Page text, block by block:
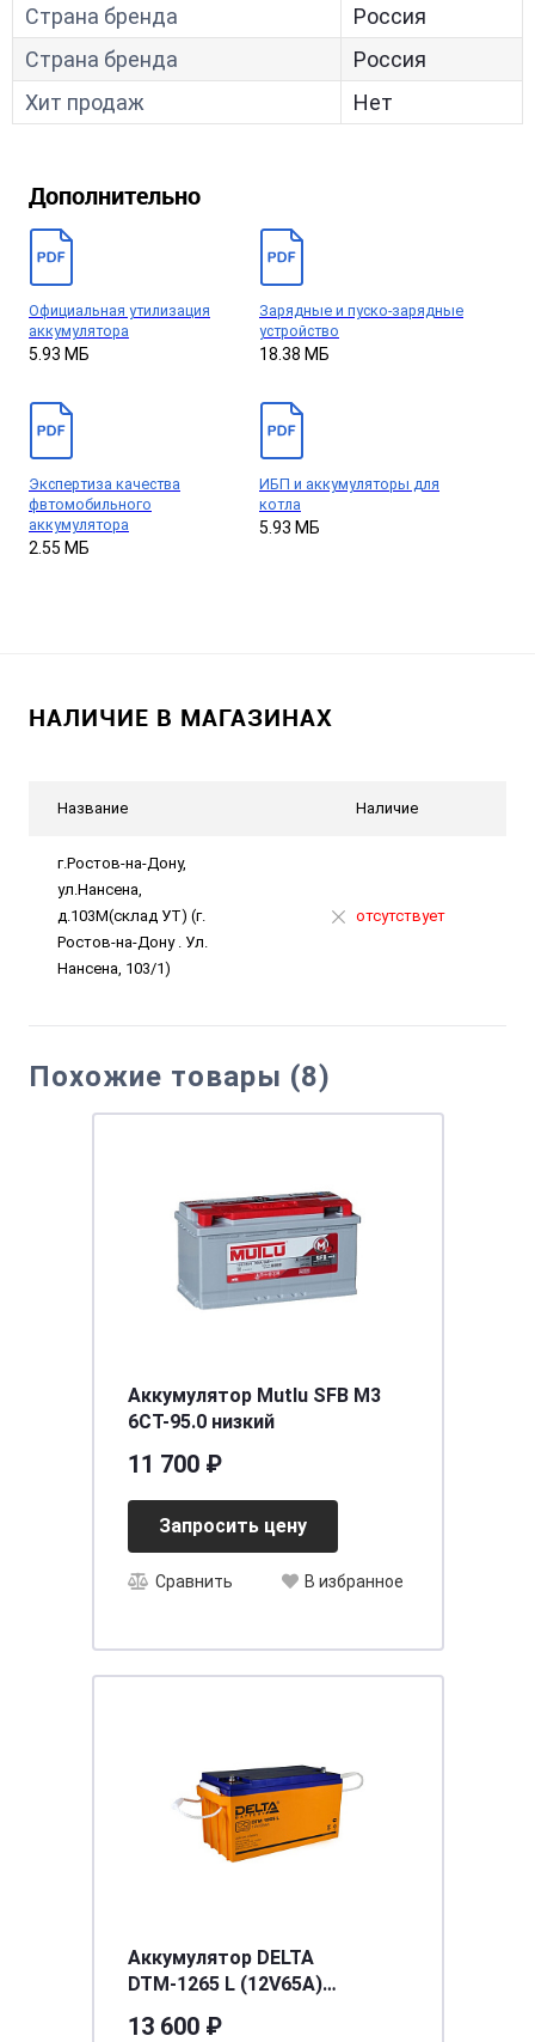
Страна бренда
Россия
Страна бренда
Россия
Хит продаж
Нет
Дополнительно
Официальная утилизация
аккумулятора
5.93 МБ
Зарядные и пуско-зарядные
устройство
18.38 МБ
Экспертиза качества
фвтомобильного
аккумулятора
2.55 МБ
ИБП и аккумуляторы для
котла
5.93 МБ
НАЛИЧИЕ В МАГАЗИНАХ
Название Наличие
г.Ростов-на-Дону,
ул.Нансена,
д.103М(склад УТ) (г.
Ростов-на-Дону . Ул.
Нансена, 103/1)
отсутствует
Похожие товары (8)
Аккумулятор Mutlu SFB M3
6СТ-95.0 низкий
11 700 ₽
Запросить цену
Сравнить В избранное
Аккумулятор DELTA
DTМ-1265 L (12V65A)
13 600 ₽